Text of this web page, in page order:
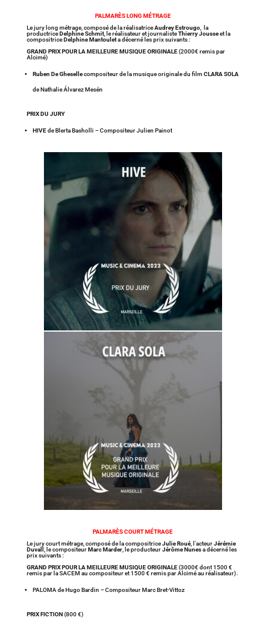
PALMARÈS LONG MÉTRAGE
Le jury long métrage, composé de la réalisatriceAudrey Estrougo, la
productriceDelphine Schmit, le réalisateur et journalisteThierry Jousseet la
compositriceDelphine Mantouleta décerné les prix suivants :
GRAND PRIX POUR LA MEILLEURE MUSIQUE ORIGINALE(2000€ remis par
Alcimé)
Ruben De Ghesellecompositeur de la musique originale du filmCLARA SOLA
de Nathalie Álvarez Mesén
PRIX DU JURY
HIVEde Blerta Basholli – Compositeur Julien Painot
PALMARÈS COURT MÉTRAGE
Le jury court métrage, composé de la compositriceJulie Roué, l’acteurJérémie
Duvall
, le compositeurMarc Marder, le producteurJérôme Nunesa décerné les
prix suivants :
GRAND PRIX POUR LA MEILLEURE MUSIQUE ORIGINALE(3000€ dont 1500 €
remis par la SACEM au compositeur et 1500 € remis par Alcimé au réalisateur).
PALOMA de Hugo Bardin – Compositeur Marc Bret-Vittoz
PRIX FICTION(800 €)